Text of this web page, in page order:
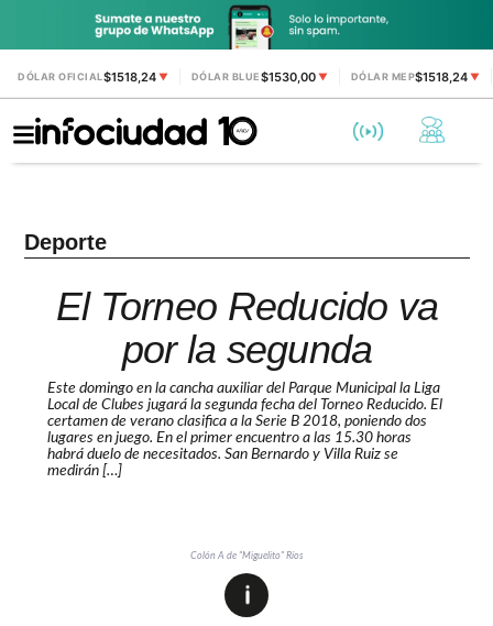
DÓLAR OFICIAL$1518,24 ▼ DÓLAR BLUE$1530,00 ▼ DÓLAR MEP$1518,24▼
Deporte
El Torneo Reducido va
por la segunda
Este domingo en la cancha auxiliar del Parque Municipal la Liga
Local de Clubes jugará la segunda fecha del Torneo Reducido. El
certamen de verano clasifica a la Serie B 2018, poniendo dos
lugares en juego. En el primer encuentro a las 15.30 horas
habrá duelo de necesitados. San Bernardo y Villa Ruiz se
medirán […]
Colón A de "Miguelito" Ríos